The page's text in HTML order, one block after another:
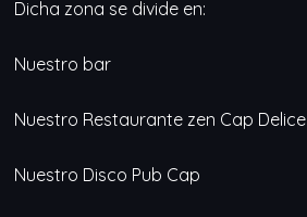
Dicha zona se divide en:
Nuestro bar
Nuestro Restaurante zen Cap Delice
Nuestro Disco Pub Cap